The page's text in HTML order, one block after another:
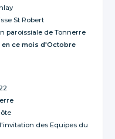
St Robert
paroissiale de Tonnerre
en ce mois d'Octobre
des Equipes du